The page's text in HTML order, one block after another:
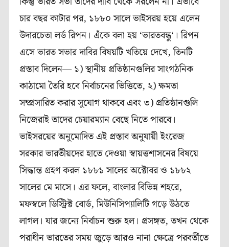
চারবছরকাটারপর, ১৮৮০ সালেভাইসরয়হয়ে এলেন
উদারচেতা লর্ডরিপন। এঁকেবলা হয় ‘ভারতবন্ধু‘ । রিপন
এসেভারতসভারদাবিরবিষয়টিখতিয়ে দেখে,তিনটি
প্রস্তাবদিলেন―১)স্থানীয় প্রতিষ্ঠানগুলিরসাংগঠনিক
কাঠামো তৈরিহবেনির্বাচনেরভিত্তিতে, ২)ক্ষমতা
সম্প্রসারিতকরারসুযোগথাকবে এবং৩) প্রতিষ্ঠানগুলি
নিজেরাইতাদের চেয়ারম্যান বেছেনিতেপারবে।
ভাইসরয়েরঅনুমোদিত এই প্রস্তাবঅনুযায়ী ইংরেজ
সরকারভারতীয়দেরহাতে দেওয়া স্বায়ত্তশাসনেরবিষয়ে
সিদ্ধান্ত গ্রহণকরল ১৮৮১ সালেরঅক্টোবরও ১৮৮২
সালের মেমাসে। এরফলে,বাংলারবিভিন্নশহরে,
মফস্বলেডিস্ট্রিক্ট বোর্ড,মিউনিসিপ্যালিটিগড়েউঠতে
লাগল। যারজন্যেনির্বাচনশুরুহল। প্রসঙ্গত,তখন থেকে
পরাধীনভারতেরসময়জুড়েআরও নানা ক্ষেত্রেপরবর্তীতে